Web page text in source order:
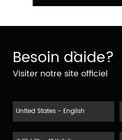
Besoin d`aide?
Visiter notre site officiel
United States - English